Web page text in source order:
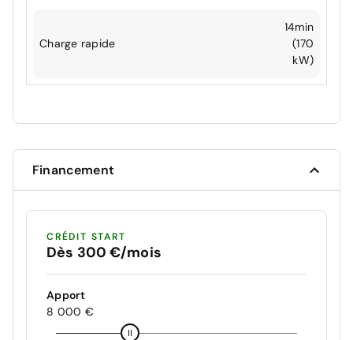
Charge rapide
14min
(170
kW)
Financement
CRÉDIT START
Dès 300 €/mois
Apport
8 000 €